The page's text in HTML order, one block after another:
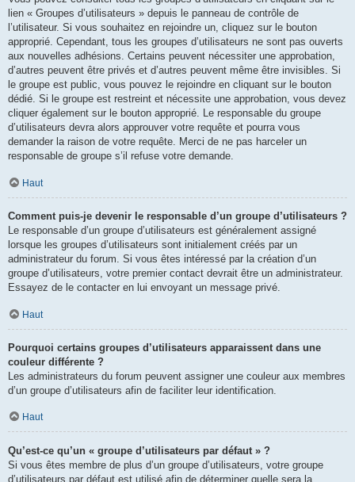
lien « Groupes d’utilisateurs » depuis le panneau de contrôle de
l’utilisateur. Si vous souhaitez en rejoindre un, cliquez sur le bouton
approprié. Cependant, tous les groupes d’utilisateurs ne sont pas ouverts
aux nouvelles adhésions. Certains peuvent nécessiter une approbation,
d’autres peuvent être privés et d’autres peuvent même être invisibles. Si
le groupe est public, vous pouvez le rejoindre en cliquant sur le bouton
dédié. Si le groupe est restreint et nécessite une approbation, vous devez
cliquer également sur le bouton approprié. Le responsable du groupe
d’utilisateurs devra alors approuver votre requête et pourra vous
demander la raison de votre requête. Merci de ne pas harceler un
responsable de groupe s’il refuse votre demande.
Haut
Comment puis-je devenir le responsable d’un groupe d’utilisateurs ?
Le responsable d’un groupe d’utilisateurs est généralement assigné
lorsque les groupes d’utilisateurs sont initialement créés par un
administrateur du forum. Si vous êtes intéressé par la création d’un
groupe d’utilisateurs, votre premier contact devrait être un administrateur.
Essayez de le contacter en lui envoyant un message privé.
Haut
Pourquoi certains groupes d’utilisateurs apparaissent dans une
couleur différente ?
Les administrateurs du forum peuvent assigner une couleur aux membres
d’un groupe d’utilisateurs afin de faciliter leur identification.
Haut
Qu’est-ce qu’un « groupe d’utilisateurs par défaut » ?
Si vous êtes membre de plus d’un groupe d’utilisateurs, votre groupe
d’utilisateurs par défaut est utilisé afin de déterminer quelle sera la